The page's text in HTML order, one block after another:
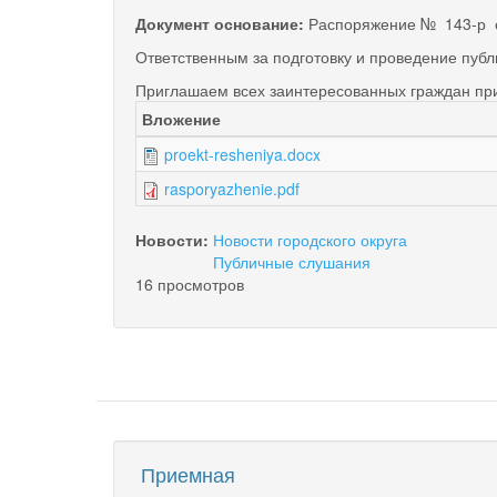
Документ основание: Распоряжение № 143-р
Ответственным за подготовку и проведение
Приглашаем всех заинтересованных граждан
Вложение
proekt-resheniya.docx
rasporyazhenie.pdf
Новости: Новости городского округа
Публичные слушания
16 просмотров
Приемная